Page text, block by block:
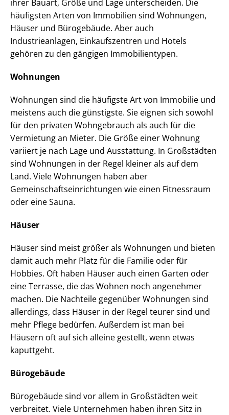
ihrer Bauart, Größe und Lage unterscheiden. Die
häufigsten Arten von Immobilien sind Wohnungen,
Häuser und Bürogebäude. Aber auch
Industrieanlagen, Einkaufszentren und Hotels
gehören zu den gängigen Immobilientypen.
Wohnungen
Wohnungen sind die häufigste Art von Immobilie und
meistens auch die günstigste. Sie eignen sich sowohl
für den privaten Wohngebrauch als auch für die
Vermietung an Mieter. Die Größe einer Wohnung
variiert je nach Lage und Ausstattung. In Großstädten
sind Wohnungen in der Regel kleiner als auf dem
Land. Viele Wohnungen haben aber
Gemeinschaftseinrichtungen wie einen Fitnessraum
oder eine Sauna.
Häuser
Häuser sind meist größer als Wohnungen und bieten
damit auch mehr Platz für die Familie oder für
Hobbies. Oft haben Häuser auch einen Garten oder
eine Terrasse, die das Wohnen noch angenehmer
machen. Die Nachteile gegenüber Wohnungen sind
allerdings, dass Häuser in der Regel teurer sind und
mehr Pflege bedürfen. Außerdem ist man bei
Häusern oft auf sich alleine gestellt, wenn etwas
kaputtgeht.
Bürogebäude
Bürogebäude sind vor allem in Großstädten weit
verbreitet. Viele Unternehmen haben ihren Sitz in